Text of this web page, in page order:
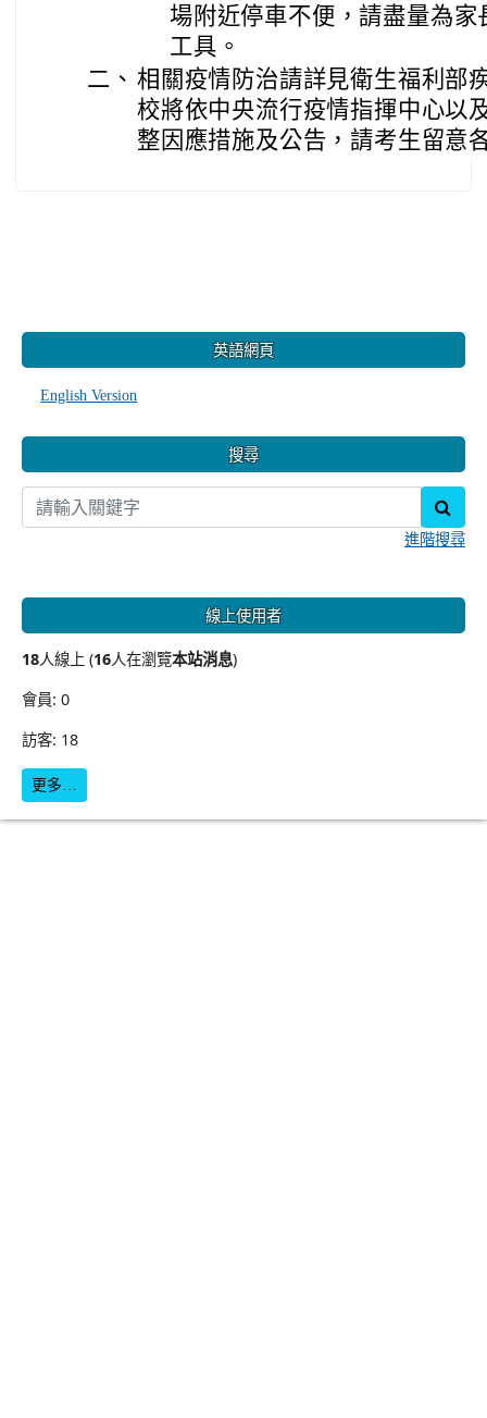
場附近停車不便，請盡量為
工具。
二、 相關疫情防治請詳見衛生福利部
校將依中央流行疫情指揮中心以
整因應措施及公告，請考生留意
英語網頁
English Version
搜尋
進階搜尋
線上使用者
18人線上 (16人在瀏覽本站消息)
會員: 0
訪客: 18
更多…